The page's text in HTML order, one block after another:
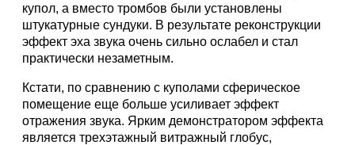
купол, а вместо тромбов были установлены
штукатурные сундуки. В результате реконструкции
эффект эха звука очень сильно ослабел и стал
практически незаметным.
Кстати, по сравнению с куполами сферическое
помещение еще больше усиливает эффект
отражения звука. Ярким демонстратором эффекта
является трехэтажный витражный глобус,